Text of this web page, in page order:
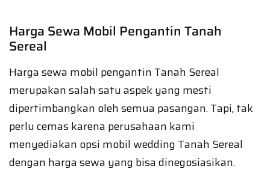
Harga Sewa Mobil Pengantin Tanah
Sereal
Harga sewa mobil pengantin Tanah Sereal
merupakan salah satu aspek yang mesti
dipertimbangkan oleh semua pasangan. Tapi, tak
perlu cemas karena perusahaan kami
menyediakan opsi mobil wedding Tanah Sereal
dengan harga sewa yang bisa dinegosiasikan.